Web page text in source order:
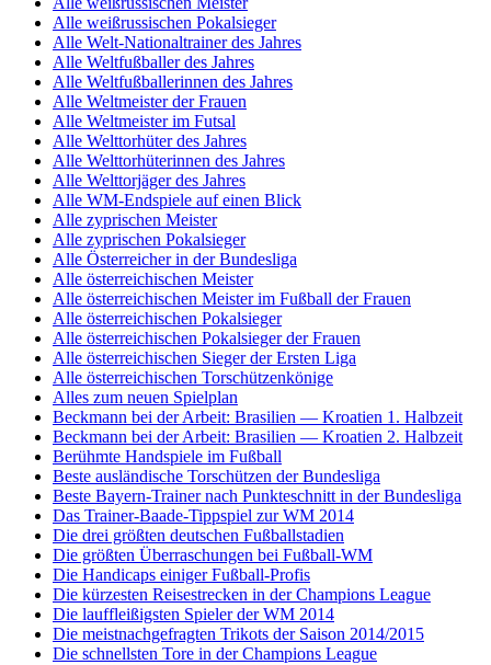
Alle weißrussischen Pokalsieger
Alle Welt-Nationaltrainer des Jahres
Alle Weltfußballer des Jahres
Alle Weltfußballerinnen des Jahres
Alle Weltmeister der Frauen
Alle Weltmeister im Futsal
Alle Welttorhüter des Jahres
Alle Welttorhüterinnen des Jahres
Alle Welttorjäger des Jahres
Alle WM-Endspiele auf einen Blick
Alle zyprischen Meister
Alle zyprischen Pokalsieger
Alle Österreicher in der Bundesliga
Alle österreichischen Meister
Alle österreichischen Meister im Fußball der Frauen
Alle österreichischen Pokalsieger
Alle österreichischen Pokalsieger der Frauen
Alle österreichischen Sieger der Ersten Liga
Alle österreichischen Torschützenkönige
Alles zum neuen Spielplan
Beckmann bei der Arbeit: Brasilien — Kroatien 1. Halbzeit
Beckmann bei der Arbeit: Brasilien — Kroatien 2. Halbzeit
Berühmte Handspiele im Fußball
Beste ausländische Torschützen der Bundesliga
Beste Bayern-Trainer nach Punkteschnitt in der Bundesliga
Das Trainer-Baade-Tippspiel zur WM 2014
Die drei größten deutschen Fußballstadien
Die größten Überraschungen bei Fußball-WM
Die Handicaps einiger Fußball-Profis
Die kürzesten Reisestrecken in der Champions League
Die lauffleißigsten Spieler der WM 2014
Die meistnachgefragten Trikots der Saison 2014/2015
Die schnellsten Tore in der Champions League